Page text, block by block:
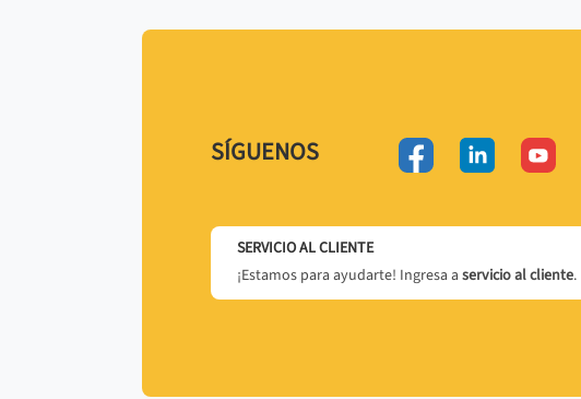
SÍGUENOS
SERVICIO AL CLIENTE
¡Estamos para ayudarte! Ingresa a servicio al cliente.